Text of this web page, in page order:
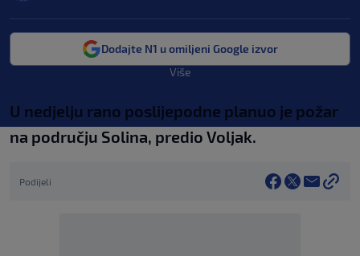
Dodajte N1 u omiljeni Google izvor
Više
U nedjelju rano poslijepodne planuo je požar
na području Solina, predio Voljak.
Podijeli